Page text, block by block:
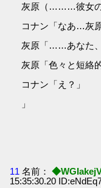
灰原（………彼女の
コナン「なあ…灰原
灰原「……あなた
灰原「色々と短絡
コナン「え？」
」
11 名前：
15:35:30.20